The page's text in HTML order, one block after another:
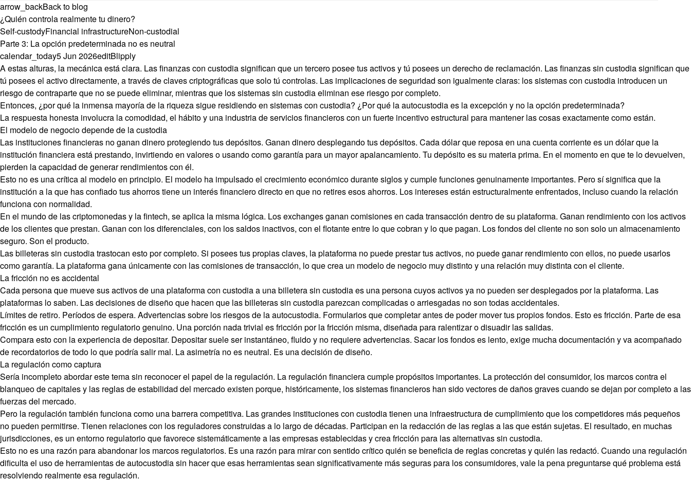
arrow_backBack to blog
¿Quién controla realmente tu dinero?
Self-custodyFinancial infrastructureNon-custodial
Parte 3: La opción predeterminada no es neutral
calendar_today5 Jun 2026editBlipply
A estas alturas, la mecánica está clara. Las finanzas con custodia significan que un tercero posee tus activos y tú posees un derecho de reclamación. Las finanzas sin custodia significan que
tú posees el activo directamente, a través de claves criptográficas que solo tú controlas. Las implicaciones de seguridad son igualmente claras: los sistemas con custodia introducen un
riesgo de contraparte que no se puede eliminar, mientras que los sistemas sin custodia eliminan ese riesgo por completo.
Entonces, ¿por qué la inmensa mayoría de la riqueza sigue residiendo en sistemas con custodia? ¿Por qué la autocustodia es la excepción y no la opción predeterminada?
La respuesta honesta involucra la comodidad, el hábito y una industria de servicios financieros con un fuerte incentivo estructural para mantener las cosas exactamente como están.
El modelo de negocio depende de la custodia
Las instituciones financieras no ganan dinero protegiendo tus depósitos. Ganan dinero desplegando tus depósitos. Cada dólar que reposa en una cuenta corriente es un dólar que la
institución financiera está prestando, invirtiendo en valores o usando como garantía para un mayor apalancamiento. Tu depósito es su materia prima. En el momento en que te lo devuelven,
pierden la capacidad de generar rendimientos con él.
Esto no es una crítica al modelo en principio. El modelo ha impulsado el crecimiento económico durante siglos y cumple funciones genuinamente importantes. Pero sí significa que la
institución a la que has confiado tus ahorros tiene un interés financiero directo en que no retires esos ahorros. Los intereses están estructuralmente enfrentados, incluso cuando la relación
funciona con normalidad.
En el mundo de las criptomonedas y la fintech, se aplica la misma lógica. Los exchanges ganan comisiones en cada transacción dentro de su plataforma. Ganan rendimiento con los activos
de los clientes que prestan. Ganan con los diferenciales, con los saldos inactivos, con el flotante entre lo que cobran y lo que pagan. Los fondos del cliente no son solo un almacenamiento
seguro. Son el producto.
Las billeteras sin custodia trastocan esto por completo. Si posees tus propias claves, la plataforma no puede prestar tus activos, no puede ganar rendimiento con ellos, no puede usarlos
como garantía. La plataforma gana únicamente con las comisiones de transacción, lo que crea un modelo de negocio muy distinto y una relación muy distinta con el cliente.
La fricción no es accidental
Cada persona que mueve sus activos de una plataforma con custodia a una billetera sin custodia es una persona cuyos activos ya no pueden ser desplegados por la plataforma. Las
plataformas lo saben. Las decisiones de diseño que hacen que las billeteras sin custodia parezcan complicadas o arriesgadas no son todas accidentales.
Límites de retiro. Períodos de espera. Advertencias sobre los riesgos de la autocustodia. Formularios que completar antes de poder mover tus propios fondos. Esto es fricción. Parte de esa
fricción es un cumplimiento regulatorio genuino. Una porción nada trivial es fricción por la fricción misma, diseñada para ralentizar o disuadir las salidas.
Compara esto con la experiencia de depositar. Depositar suele ser instantáneo, fluido y no requiere advertencias. Sacar los fondos es lento, exige mucha documentación y va acompañado
de recordatorios de todo lo que podría salir mal. La asimetría no es neutral. Es una decisión de diseño.
La regulación como captura
Sería incompleto abordar este tema sin reconocer el papel de la regulación. La regulación financiera cumple propósitos importantes. La protección del consumidor, los marcos contra el
blanqueo de capitales y las reglas de estabilidad del mercado existen porque, históricamente, los sistemas financieros han sido vectores de daños graves cuando se dejan por completo a las
fuerzas del mercado.
Pero la regulación también funciona como una barrera competitiva. Las grandes instituciones con custodia tienen una infraestructura de cumplimiento que los competidores más pequeños
no pueden permitirse. Tienen relaciones con los reguladores construidas a lo largo de décadas. Participan en la redacción de las reglas a las que están sujetas. El resultado, en muchas
jurisdicciones, es un entorno regulatorio que favorece sistemáticamente a las empresas establecidas y crea fricción para las alternativas sin custodia.
Esto no es una razón para abandonar los marcos regulatorios. Es una razón para mirar con sentido crítico quién se beneficia de reglas concretas y quién las redactó. Cuando una regulación
dificulta el uso de herramientas de autocustodia sin hacer que esas herramientas sean significativamente más seguras para los consumidores, vale la pena preguntarse qué problema está
resolviendo realmente esa regulación.